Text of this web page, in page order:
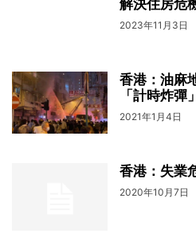
解決住房危
2023年11月3日
香港：油麻
「計時炸彈」
2021年1月4日
香港：失業
2020年10月7日